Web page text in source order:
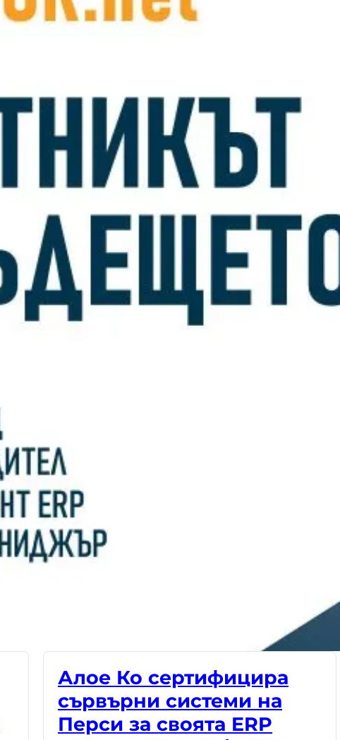
AI агентите
бизнес
Вече няма нужда
боравенето с ERP
възложенията им
Прочети повече
Алое Ко сертифицира
сървърни системи на
Перси за своята ERP